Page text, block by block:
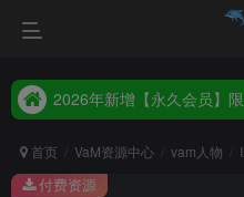
首页 VaM资源中心 vam人物
付费资源